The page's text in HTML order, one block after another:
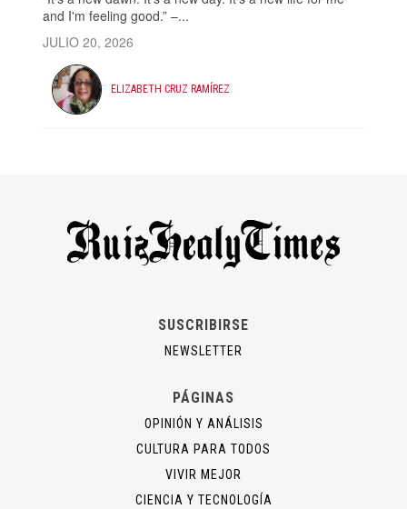
and I'm feeling good.” –...
JULIO 20, 2026
ELIZABETH CRUZ RAMÍREZ
SUSCRIBIRSE
NEWSLETTER
PÁGINAS
OPINIÓN Y ANÁLISIS
CULTURA PARA TODOS
VIVIR MEJOR
CIENCIA Y TECNOLOGÍA